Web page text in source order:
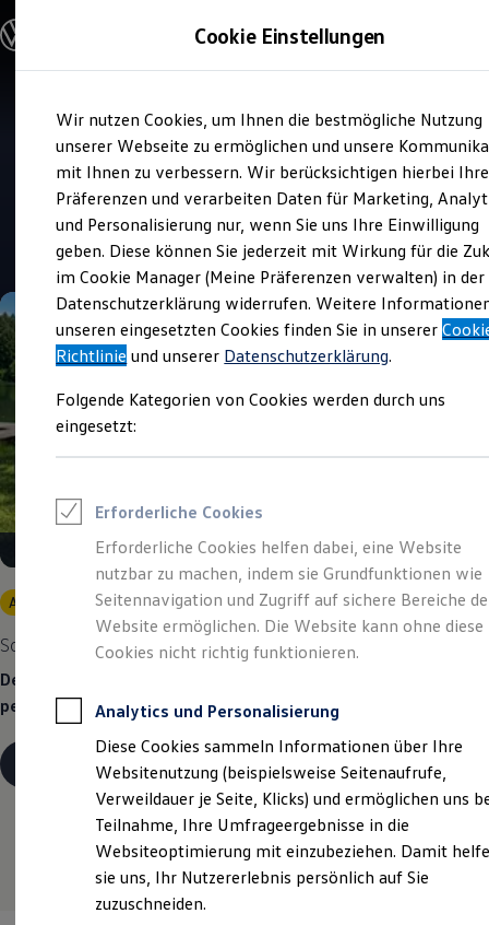
Hauptinhalt
springen
Footer
springen
Modelle und Konfigurator
Modelle vergleichen
Elektroautos
ENERGY Sondermodelle
Nutzfahrzeuge
SUV und CUV
Familienautos
Kombis
Kompaktwagen
Sportwagen
Schnell verfügbare Fahrzeuge
Angebote und Produkte
Aktuelle Angebote
E-Auto-Förderung
Volkswagen Marktplatz
Junge Gebrauchtwagen und Gebrauchtwagen
Volkswagen Zertifizierte Gebrauchtwagen
Zubehör- und Serviceangebote
Leasing
Leasing-Angebote
Gebrauchtwagen Leasing
Junge Gebrauchtwagen-Leasing
Elektroauto Leasing
Kleinwagen-Leasing
Leasing ohne Anzahlung
Finanzierung
Kfz-Versicherung
Restschuldversicherungen
Garantien
Wartungsverträge
Geschäftskunden
Professional Class bei Volkswagen
Großkunden
Behörden
Direktkunden
Sonderfahrzeuge
Anpfiff zum Gewinn
Verkauf und Service
Autohaus Gerstenmaier
Baden-Baden
4.8| 272 Bewertungen
Angebot gültig bis 30.09.2026
Sommer gut, Rate noch besser.
Der Sommer ist da – und unser Leasingangebot macht ihn
perfekt
Details ansehen
Cookie Einstellungen
Wir nutzen Cookies, um Ihnen die bestmögliche Nutzung
unserer Webseite zu ermöglichen und unsere
mit Ihnen zu verbessern. Wir berücksichtigen hierbei Ihre
Präferenzen und verarbeiten Daten für Marketing,
und Personalisierung nur, wenn Sie uns Ihre Einwilligung
geben. Diese können Sie jederzeit mit Wirkung für die
im Cookie Manager (Meine Präferenzen verwalten) in der
Datenschutzerklärung widerrufen. Weitere
unseren eingesetzten Cookies finden Sie in unserer
Richtlinie und unserer Datenschutzerklärung.
Folgende Kategorien von Cookies werden durch uns
eingesetzt:
Erforderliche Cookies
Erforderliche Cookies helfen dabei, eine Website
nutzbar zu machen, indem sie Grundfunktionen wie
Seitennavigation und Zugriff auf sichere Bereiche
Website ermöglichen. Die Website kann ohne diese
Cookies nicht richtig funktionieren.
Analytics und Personalisierung
Diese Cookies sammeln Informationen über Ihre
Websitenutzung (beispielsweise Seitenaufrufe,
Verweildauer je Seite, Klicks) und ermöglichen uns
Teilnahme, Ihre Umfrageergebnisse in die
Websiteoptimierung mit einzubeziehen. Damit
sie uns, Ihr Nutzererlebnis persönlich auf Sie
zuzuschneiden.